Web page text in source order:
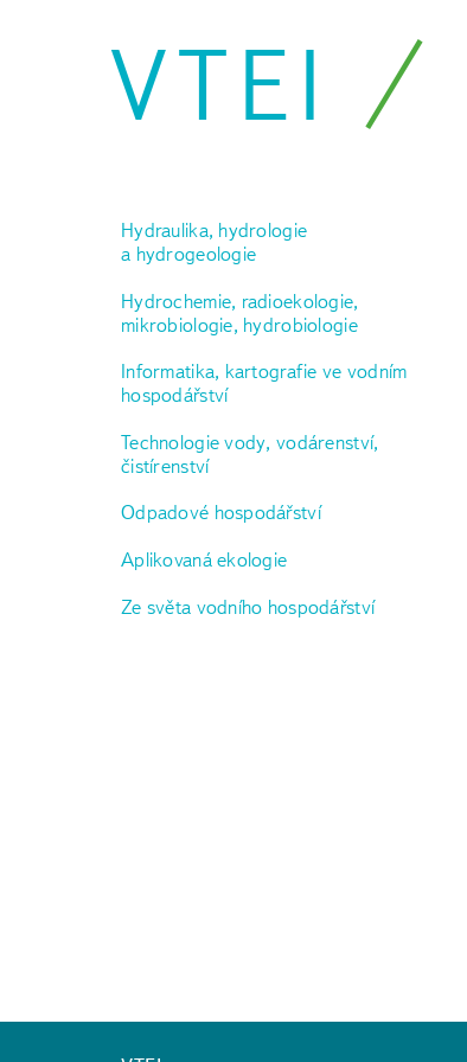
VTEI
Hydraulika, hydrologie
a hydrogeologie
Hydrochemie, radioekologie,
mikrobiologie, hydrobiologie
Informatika, kartografie ve vodním
hospodářství
Technologie vody, vodárenství,
čistírenství
Odpadové hospodářství
Aplikovaná ekologie
Ze světa vodního hospodářství